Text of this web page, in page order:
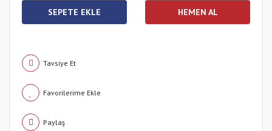
SEPETE EKLE HEMEN AL
Tavsiye Et
Paylaş